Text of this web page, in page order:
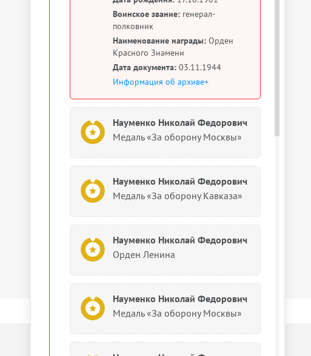
Воинское звание: генерал-
полковник
Наименование награды: Орден
Красного Знамени
Дата документа: 03.11.1944
Информация об архиве+
Науменко Николай Федорович
Медаль «За оборону Москвы»
Науменко Николай Федорович
Медаль «За оборону Кавказа»
Науменко Николай Федорович
Орден Ленина
Науменко Николай Федорович
Медаль «За оборону Москвы»